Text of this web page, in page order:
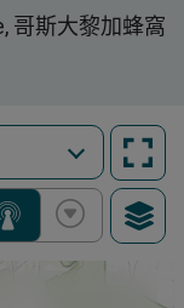
哥斯大黎加蜂窩